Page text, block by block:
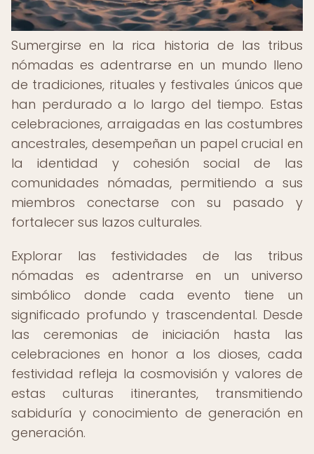
Sumergirse en la rica historia de las tribus
nómadas es adentrarse en un mundo lleno
de tradiciones, rituales y festivales únicos que
han perdurado a lo largo del tiempo. Estas
celebraciones, arraigadas en las costumbres
ancestrales, desempeñan un papel crucial en
la identidad y cohesión social de las
comunidades nómadas, permitiendo a sus
miembros conectarse con su pasado y
fortalecer sus lazos culturales.
Explorar las festividades de las tribus
nómadas es adentrarse en un universo
simbólico donde cada evento tiene un
significado profundo y trascendental. Desde
las ceremonias de iniciación hasta las
celebraciones en honor a los dioses, cada
festividad refleja la cosmovisión y valores de
estas culturas itinerantes, transmitiendo
sabiduría y conocimiento de generación en
generación.